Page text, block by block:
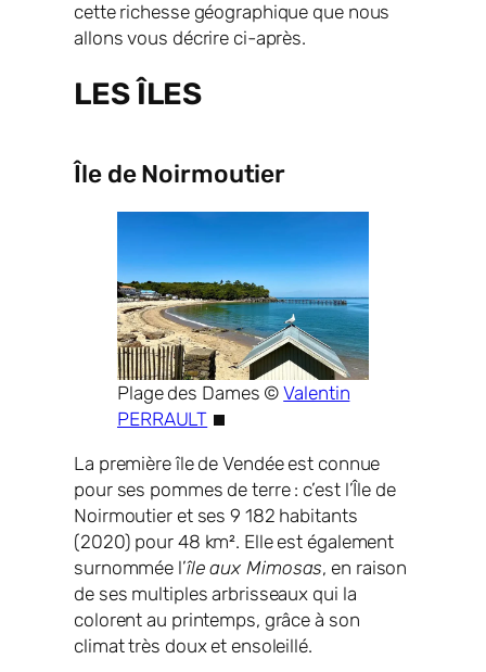
cette richesse géographique que nous
allons vous décrire ci-après.
LES ÎLES
Île de Noirmoutier
Plage des Dames ©Valentin
PERRAULT
La première île de Vendée est connue
pour ses pommes de terre : c’est l’Île de
Noirmoutier et ses 9 182 habitants
(2020) pour 48 km². Elle est également
surnommée l’île aux Mimosas, en raison
de ses multiples arbrisseaux qui la
colorent au printemps, grâce à son
climat très doux et ensoleillé.